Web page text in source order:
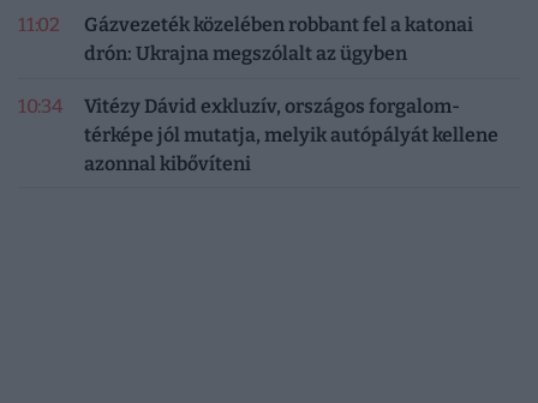
11:02
Gázvezeték közelében robbant fel a katonai
drón: Ukrajna megszólalt az ügyben
10:34
Vitézy Dávid exkluzív, országos forgalom-
térképe jól mutatja, melyik autópályát kellene
azonnal kibővíteni